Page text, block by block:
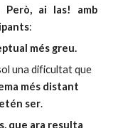
Però, ai las! amb
:
més greu.
una dificultat que
més distant
ser.
que ara resulta